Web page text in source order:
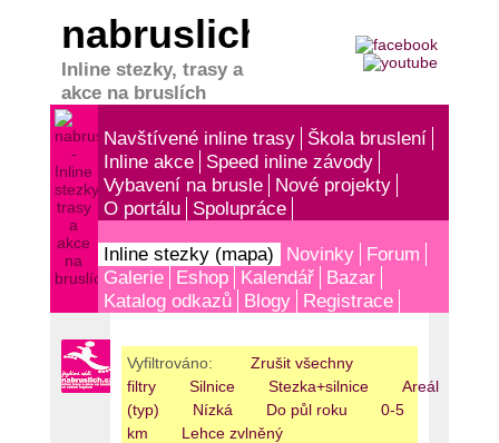
nabruslich.cz
Inline stezky, trasy a
akce na bruslích
Navštívené inline trasy
Škola bruslení
Inline akce
Speed inline závody
Vybavení na brusle
Nové projekty
O portálu
Spolupráce
Inline stezky (mapa) Novinky
Forum
Galerie
Eshop Kalendář
Bazar
Katalog odkazů
Blogy Registrace
Vyfiltrováno:
Zrušit všechny
filtry
Silnice Stezka+silnice Areál
(typ)
Nízká Do půl roku
0-5
km
Lehce zvlněný